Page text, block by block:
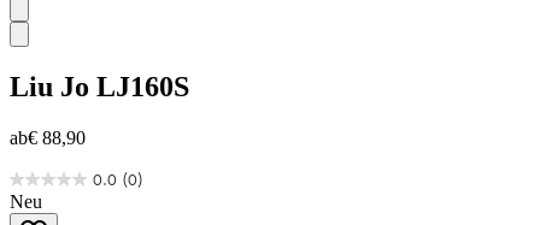
Liu Jo LJ160S
ab€ 88,90
0.0 (0)
0.0
von
Neu